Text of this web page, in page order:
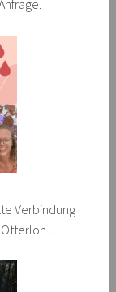
Verbindung